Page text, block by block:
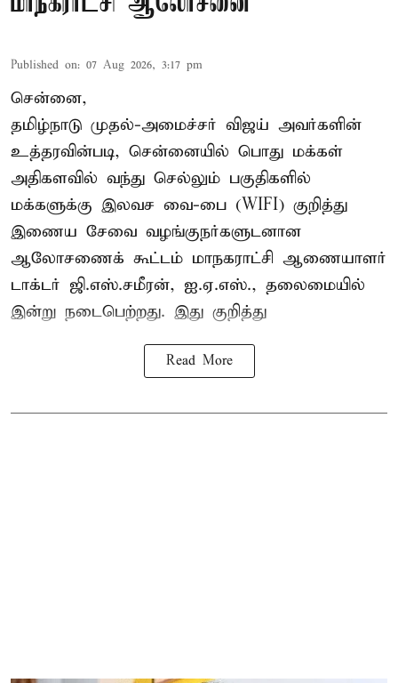
Published on: 07 Aug 2026, 3:17 pm
சென்னை,
தமிழ்நாடு முதல்-அமைச்சர் விஜய் அவர்களின்
உத்தரவின்படி, சென்னையில் பொது மக்கள்
அதிகளவில் வந்து செல்லும் பகுதிகளில்
மக்களுக்கு இலவச வை-பை (WIFI) குறித்து
இணைய சேவை வழங்குநர்களுடனான
ஆலோசணைக் கூட்டம் மாநகராட்சி ஆணையாளர்
டாக்டர் ஜி.எஸ்.சமீரன், ஐ.ஏ.எஸ்., தலைமையில்
இன்று நடைபெற்றது. இது குறித்து
Read More